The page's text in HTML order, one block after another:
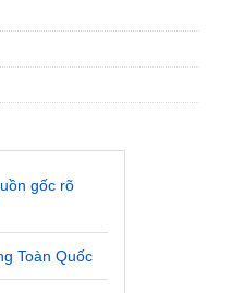
gốc rõ
Toàn Quốc